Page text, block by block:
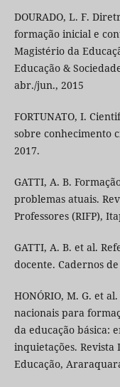
DOURADO, L. F.
formação inicial e
Magistério da
Educação &
abr./jun., 2015
FORTUNATO, I.
sobre conhecimento
2017.
GATTI, A. B.
problemas atuais.
Professores (RIFP),
GATTI, A. B. et al.
docente. Cadernos
HONÓRIO, M. G. et
nacionais para
da educação básica:
inquietações. Revista
Educação,